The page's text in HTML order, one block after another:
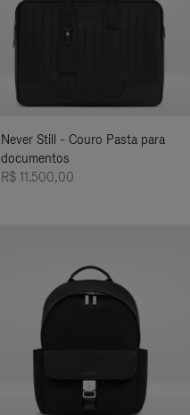
Never Still - Couro Pasta para
documentos
R$ 11.500,00